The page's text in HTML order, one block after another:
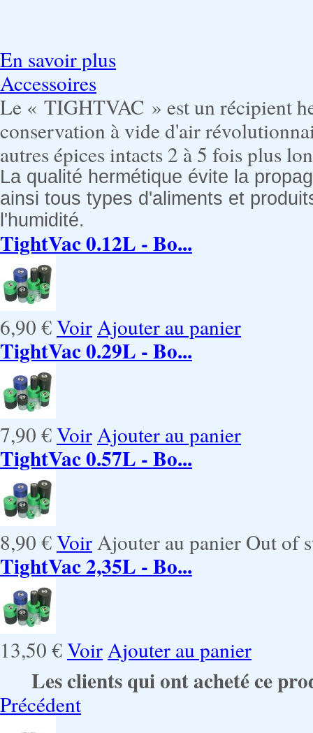
En savoir plus
Accessoires
Le « TIGHTVAC » est un récipient
conservation à vide d'air
autres épices intacts 2 à 5 fois plus
La qualité hermétique évite la
ainsi tous types d'aliments et
l'humidité.
TightVac 0.12L - Bo...
6,90 €VoirAjouter au panier
TightVac 0.29L - Bo...
7,90 €VoirAjouter au panier
TightVac 0.57L - Bo...
8,90 €VoirAjouter au panier Out of
TightVac 2,35L - Bo...
13,50 €VoirAjouter au panier
Les clients qui ont acheté ce
Précédent